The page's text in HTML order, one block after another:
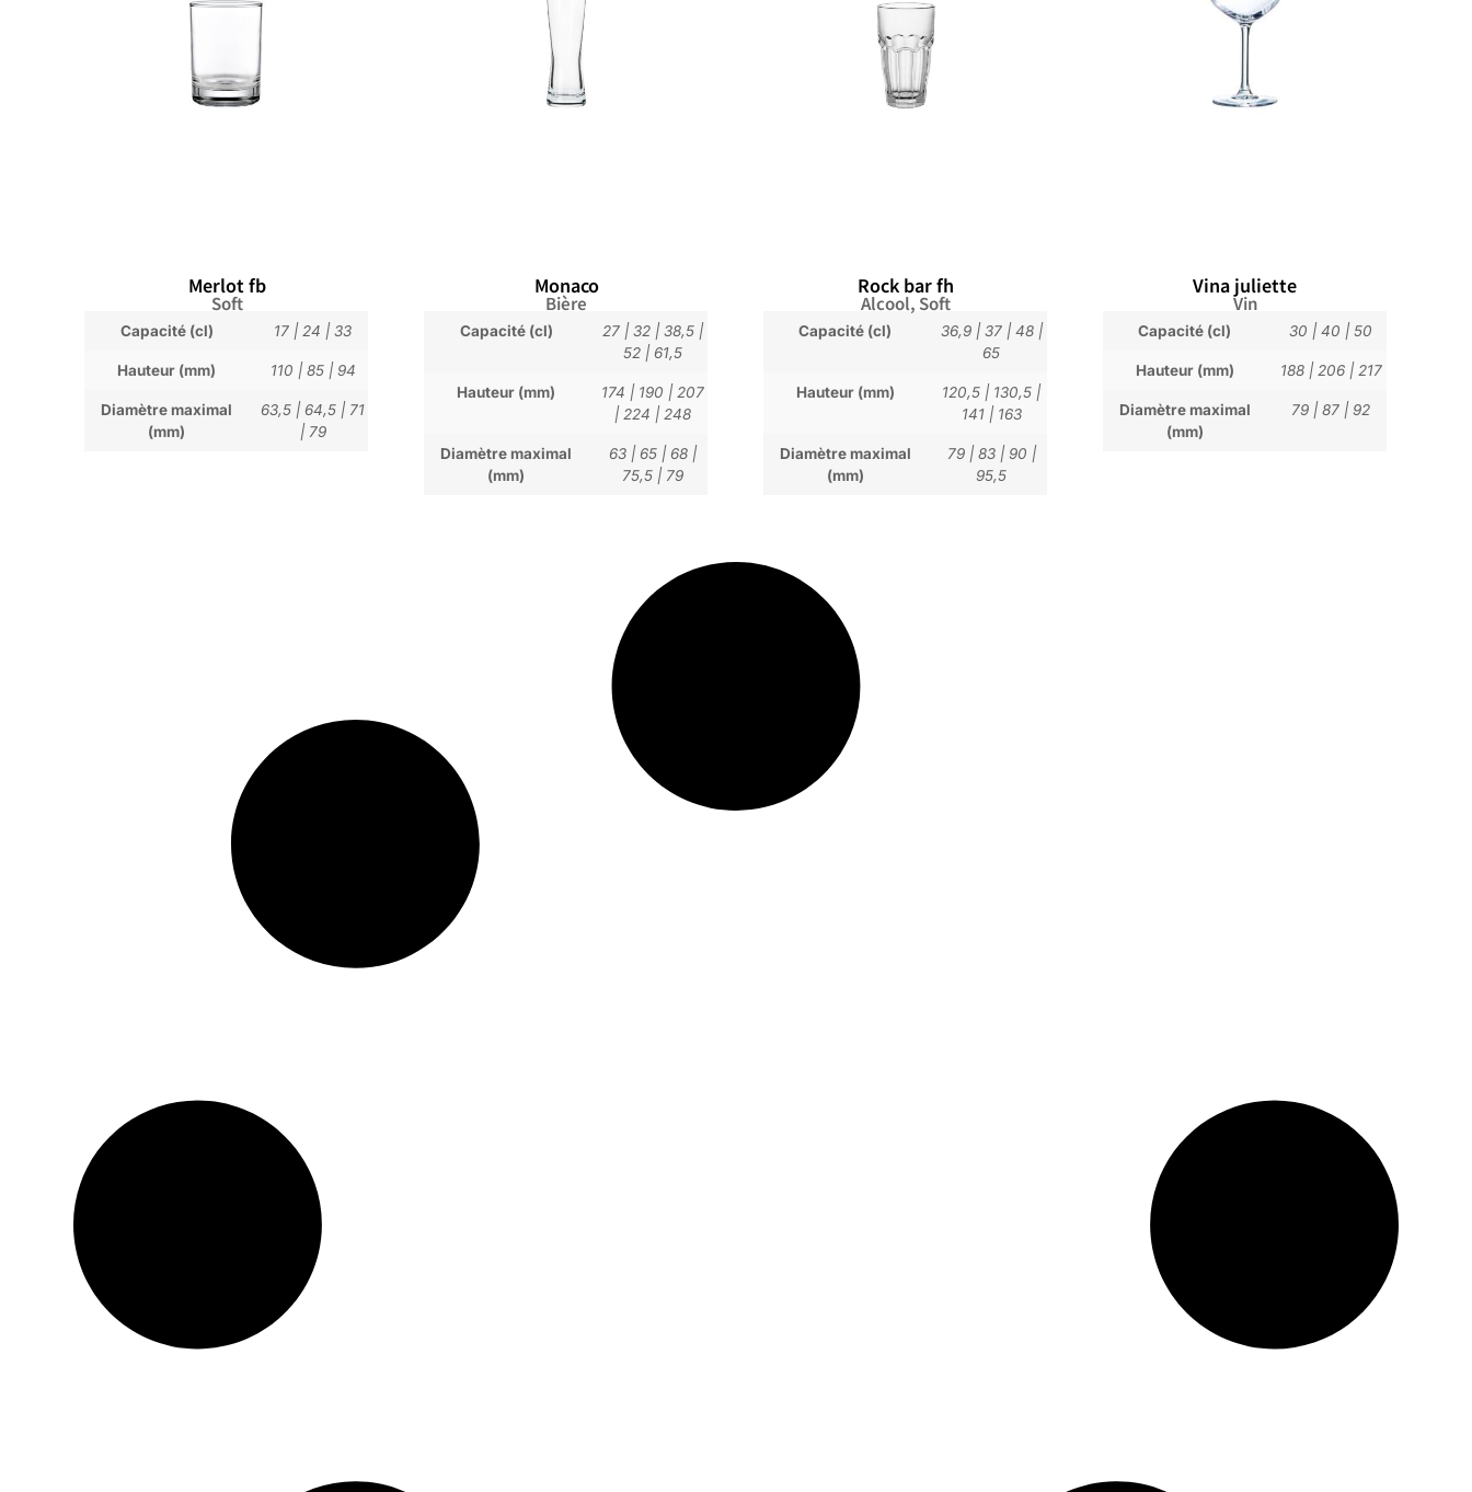
Merlot fb
Soft
Capacité (cl) 17 | 24 |33
Hauteur (mm) 110 | 85| 94
Diamètre maximal
(mm)
63,5 |64,5 | 71
| 79
Monaco
Bière
Capacité (cl) 27| 32| 38,5|
52| 61,5
Hauteur (mm) 174 | 190 | 207
| 224 | 248
Diamètre maximal
(mm)
63| 65| 68|
75,5| 79
Rock bar fh
Alcool, Soft
Capacité (cl) 36,9| 37| 48|
65
Hauteur (mm) 120,5 | 130,5 |
141| 163
Diamètre maximal
(mm)
79| 83| 90 |
95,5
Vina juliette
Vin
Capacité (cl) 30 |40 |50
Hauteur (mm) 188| 206| 217
Diamètre maximal
(mm)
79 |87 | 92